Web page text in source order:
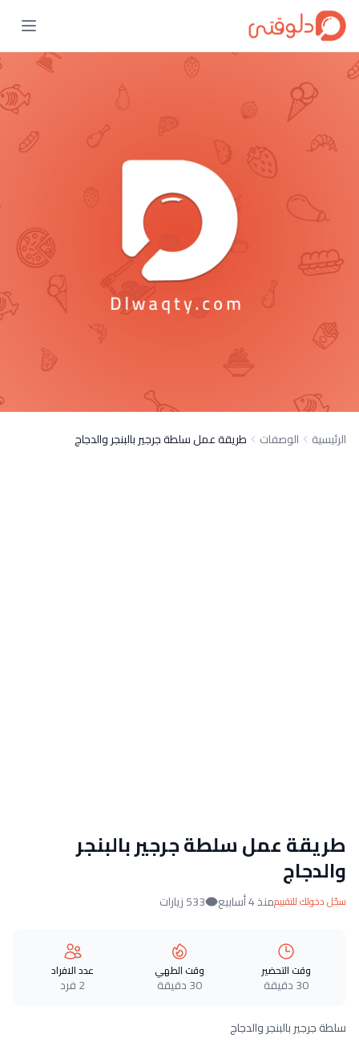
الرئيسية الوصفات طريقة عمل سلطة جرجير بالبنجر والدجاج
طريقة عمل سلطة جرجير بالبنجر
والدجاج
سجّل دخولك للتقييممنذ 4 أسابيع 533 زيارات
وقت التحضير
30 دقيقة
وقت الطهي
30 دقيقة
عدد الافراد
2 فرد
سلطة جرجير بالبنجر والدجاج